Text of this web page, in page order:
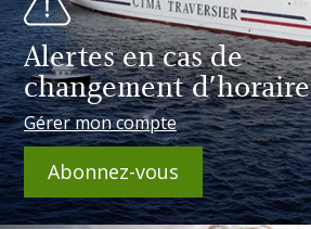
Alertes en cas de
changement d'horaire
Gérer mon compte
Abonnez-vous